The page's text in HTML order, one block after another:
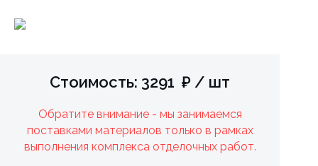
Стоимость: 3291 ₽ / шт
Обратите внимание - мы занимаемся
поставками материалов только в рамках
выполнения комплекса отделочных работ.